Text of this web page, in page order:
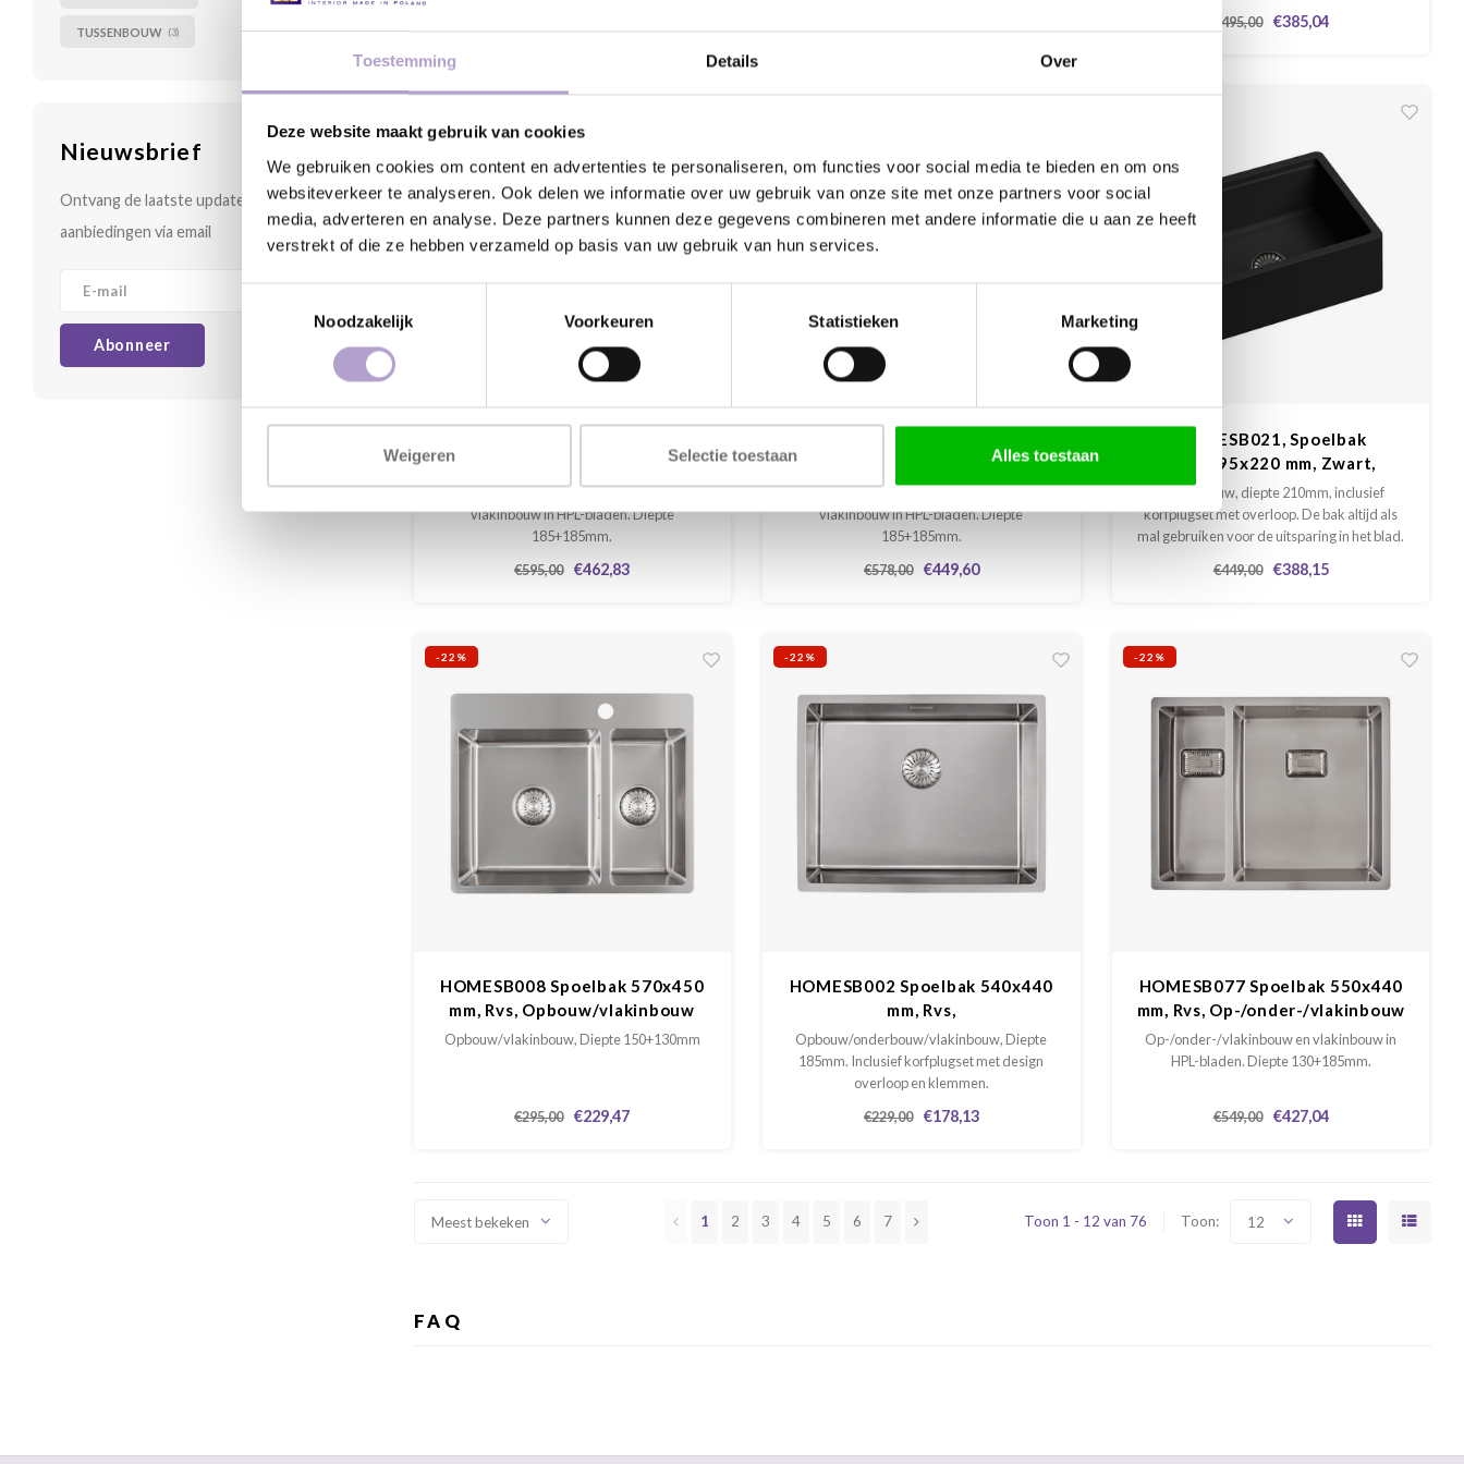
Toestemming Details Over
Deze website maakt gebruik van cookies
We gebruiken cookies om content en advertenties te personaliseren, om functies voor social media te bieden en om ons
websiteverkeer te analyseren. Ook delen we informatie over uw gebruik van onze site met onze partners voor social
media, adverteren en analyse. Deze partners kunnen deze gegevens combineren met andere informatie die u aan ze heeft
verstrekt of die ze hebben verzameld op basis van uw gebruik van hun services.
Noodzakelijk
Voorkeuren Statistieken Marketing
Weigeren Selectie toestaan Alles toestaan
TUSSENBOUW (3)
Nieuwsbrief
Ontvang de laatste updates, nieuws en
aanbiedingen via email
Abonneer
krasgevoelig. Pas op met harde/scherpe
krasgevoelig. Pas op met harde/scherpe
krasgevoelig. Pas op met harde/scherpe
€495,00 €385,04
Opbouw/onderbouw/vlakinbouw
Opbouw/onderbouw/vlakinbouw en
vlakinbouw in HPL-bladen. Diepte
185+185mm.
€595,00
€462,83
Opbouw/onderbouw/vlakinbouw
Opbouw/onderbouw/vlakinbouw en
vlakinbouw in HPL-bladen. Diepte
185+185mm.
€578,00
€449,60
HOMESB021, Spoelbak
600x495x220 mm, Zwart,
Tussenbouw
Tussenbouw, diepte 210mm, inclusief
korfplugset met overloop. De bak altijd als
mal gebruiken voor de uitsparing in het blad.
ene zijde is glad afgewerkt, de andere zijde
€449,00 €388,15
-22%
HOMESB008 Spoelbak 570x450
mm, Rvs, Opbouw/vlakinbouw
Opbouw/vlakinbouw, Diepte 150+130mm
€295,00 €229,47
-22%
HOMESB002 Spoelbak 540x440
mm, Rvs,
Opbouw/onderbouw/vlakinbouw
Opbouw/onderbouw/vlakinbouw, Diepte
185mm. Inclusief korfplugset met design
overloop en klemmen.
€229,00
€178,13
-22%
HOMESB077 Spoelbak 550x440
mm, Rvs, Op-/onder-/vlakinbouw
Op-/onder-/vlakinbouw en vlakinbouw in
HPL-bladen. Diepte 130+185mm.
€549,00 €427,04
Meest bekeken 1 2 3 4 5 6 7 Toon 1 - 12 van 76 Toon: 12
FAQ